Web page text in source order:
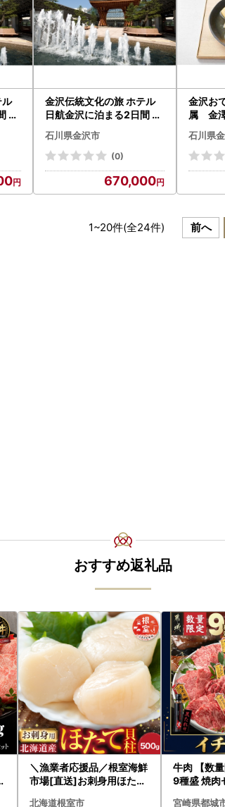
ル
【
金沢伝統文化の旅 ホテル
日航金沢に泊まる2日間 【
平日出発・東京発着】
石川県金沢市
(0)
670,000
金沢お
属 金
すじ煮
石川県
1~20件(全24件) 前へ
おすすめ返礼品
＼漁業者応援品／根室海鮮
市場[直送]お刺身用ほたて
北海道根室市
牛肉 【数
9種盛 焼
宮崎県都城